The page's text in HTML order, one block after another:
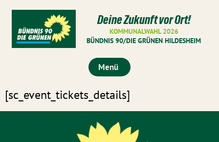
Deine Zukunft vor Ort!
KOMMUNALWAHL 2026
BÜNDNIS 90/DIE GRÜNEN HILDESHEIM
Menü
[sc_event_tickets_details]